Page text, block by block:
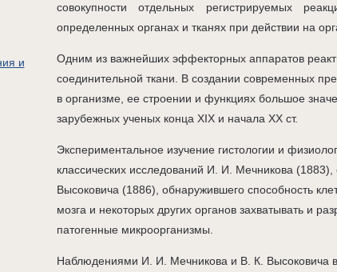
и
совокупности отдельных регистрируемых
определенных органах и тканях при действии на
Одним из важнейших эффекторных аппаратов
соединительной ткани. В создании современных
в организме, ее строении и функциях большое
зарубежных ученых конца XIX и начала XX ст.
Экспериментальное изучение гистологии и
классических исследований И. И. Мечникова
Высоковича (1886), обнаружившего способность
мозга и некоторых других органов захватывать и
патогенные микроорганизмы.
Наблюдениями И. И. Мечникова и В. К. Высоковича